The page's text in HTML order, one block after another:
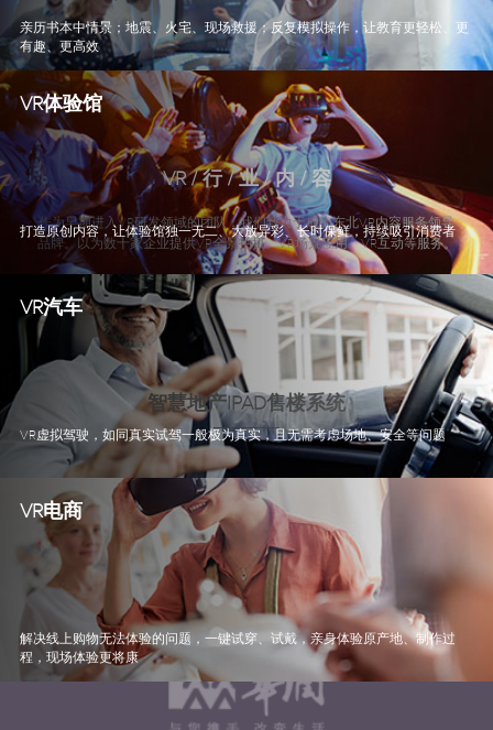
亲历书本中情景；地震、火宅、现场救援；反复模拟操作，让教育更轻松、更
有趣、更高效
VR体验馆
打造原创内容，让体验馆独一无二、大放异彩、长时保鲜，持续吸引消费者
VR汽车
VR虚拟驾驶，如同真实试驾一般极为真实，且无需考虑场地、安全等问题
VR电商
解决线上购物无法体验的问题，一键试穿、试戴，亲身体验原产地、制作过
程，现场体验更将康
VR / 行 / 业 / 内 / 容
作为早期进入VR研发领域的团队，我们致力于成为东北VR内容服务领导
品牌。以为数十家企业提供VR全景拍摄、VR场景应用、VR互动等服务。
智慧地产IPAD售楼系统
传统地产营销模式以投入式拉动为主，忽略客户在销售环节
的体验。
将“VR智能数字营销”嵌入地产营销的每一个关键环节